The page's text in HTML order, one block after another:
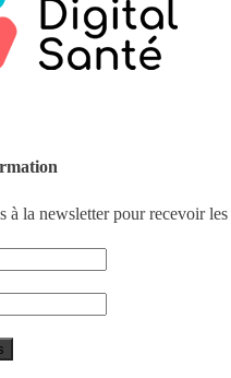
à la newsletter pour recevoir